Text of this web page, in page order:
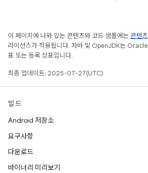
이 페이지에 나와 있는 콘텐츠와 코드 샘플에는 콘텐
라이선스가 적용됩니다. 자바 및 OpenJDK는
표 또는 등록 상표입니다.
최종 업데이트: 2025-07-27(UTC)
빌드
Android 저장소
요구사항
다운로드
바이너리 미리보기